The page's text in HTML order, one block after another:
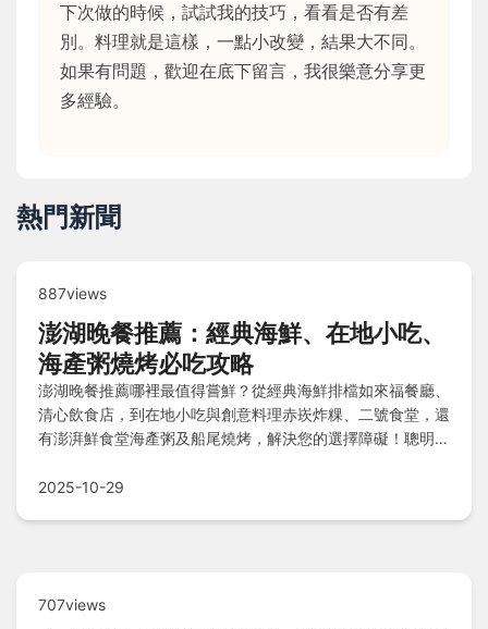
下次做的時候，試試我的技巧，看看是否有差
別。料理就是這樣，一點小改變，結果大不同。
如果有問題，歡迎在底下留言，我很樂意分享更
多經驗。
熱門新聞
887views
澎湖晚餐推薦：經典海鮮、在地小吃、
海產粥燒烤必吃攻略
澎湖晚餐推薦哪裡最值得嘗鮮？從經典海鮮排檔如來福餐廳、
清心飲食店，到在地小吃與創意料理赤崁炸粿、二號食堂，還
有澎湃鮮食堂海產粥及船尾燒烤，解決您的選擇障礙！聰明吃
2025-10-29
707views